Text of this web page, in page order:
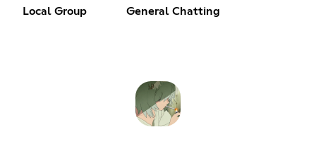
Local Group General Chatting